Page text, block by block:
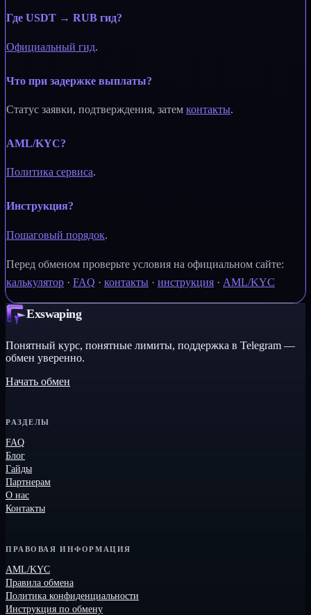
Где USDT → RUB гид?
Официальный гид.
Что при задержке выплаты?
Статус заявки, подтверждения, затем контакты.
AML/KYC?
Политика сервиса.
Инструкция?
Пошаговый порядок.
Перед обменом проверьте условия на официальном сайте:
калькулятор · FAQ · контакты · инструкция · AML/KYC
Exswaping
Понятный курс, понятные лимиты, поддержка в Telegram —
обмен уверенно.
Начать обмен
РАЗДЕЛЫ
FAQ
Блог
Гайды
Партнерам
О нас
Контакты
ПРАВОВАЯ ИНФОРМАЦИЯ
AML/KYC
Правила обмена
Политика конфиденциальности
Инструкция по обмену